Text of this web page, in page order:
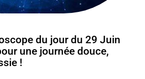
du jour du 29 Juin
une journée douce,
!